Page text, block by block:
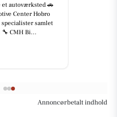
et autoværksted 🚗
Center Hobro
samlet
🔧 CMH Bi...
Annoncørbetalt indhold